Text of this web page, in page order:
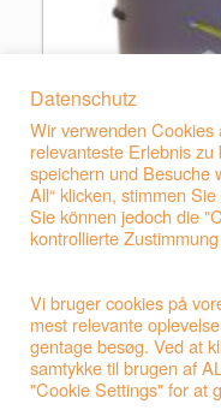
F111 Naturfiber Urne
Datenschutz
Wir verwenden
relevanteste Erlebnis
speichern und Besuche
All“ klicken, stimmen
Sie können jedoch die
kontrollierte
Vi bruger cookies på
mest relevante
gentage besøg. Ved at
samtykke til brugen af
"Cookie Settings" for at